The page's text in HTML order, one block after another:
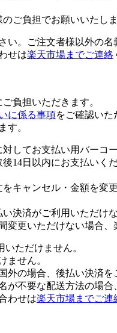
ご負担でお願いいたしま
。ご注文者様以外の
せは楽天市場までご連絡
負担いただきます。
に係る事項をご確認いた
す。
してお支払い用バーコ
14日以内にお支払いくだ
キャンセル・金額を
決済がご利用いただけ
変更いただけない場合
ただけません。
ません。
の場合、後払い決済を
不要な配送方法の場合
わせは楽天市場までご連